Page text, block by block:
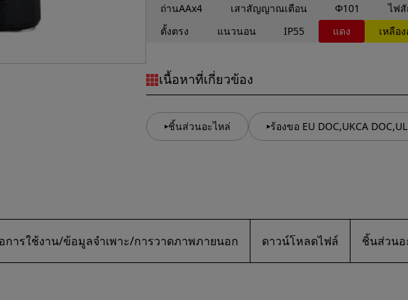
ถ่านAAx4 เสาสัญญาณเตือน Φ101 ไฟ
ตั้งตรง
แนวนอน IP55 แดง เหลือ
เนื้อหาที่เกี่ยวข้อง
ชิ้นส่วนอะไหล่ ร้องขอ EU DOC,UKCA
การใช้งาน/ข้อมูลจำเพาะ/การวาดภาพภายนอก ดาวน์โหลดไฟล์ ชิ้นส่วนอ